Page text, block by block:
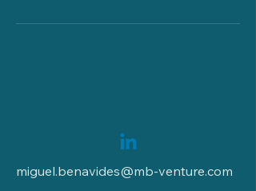
miguel.benavides@mb-venture.com